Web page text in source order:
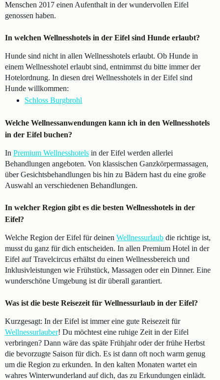
Menschen 2017 einen Aufenthalt in der wundervollen Eifel
genossen haben.
In welchen Wellnesshotels in der Eifel sind Hunde erlaubt?
Hunde sind nicht in allen Wellnesshotels erlaubt. Ob Hunde in
einem Wellnesshotel erlaubt sind, entnimmst du bitte immer der
Hotelordnung. In diesen drei Wellnesshotels in der Eifel sind
Hunde willkommen:
Schloss Burgbrohl
Welche Wellnessanwendungen kann ich in den Wellnesshotels
in der Eifel buchen?
In Premium Wellnesshotels in der Eifel werden allerlei
Behandlungen angeboten. Von klassischen Ganzkörpermassagen,
über Gesichtsbehandlungen bis hin zu Bädern hast du eine große
Auswahl an verschiedenen Behandlungen.
In welcher Region gibt es die besten Wellnesshotels in der
Eifel?
Welche Region der Eifel für deinen Wellnessurlaub die richtige ist,
musst du ganz für dich entscheiden. In allen Premium Hotel in der
Eifel auf Travelcircus erhältst du einen Wellnessbereich und
Inklusivleistungen wie Frühstück, Massagen oder ein Dinner. Eine
wunderschöne Umgebung ist dir überall garantiert.
Was ist die beste Reisezeit für Wellnessurlaub in der Eifel?
Kurzgesagt: In der Eifel ist immer eine gute Reisezeit für
Wellnessurlauber! Du möchtest eine ruhige Zeit in der Eifel
verbringen? Dann wäre das späte Frühjahr oder der frühe Herbst
die bevorzugte Saison für dich. Es ist dann oft noch warm genug
um die Region zu erkunden. In den kalten Monaten wartet ein
wahres Winterwunderland auf dich, das zu Erkundungen einlädt.